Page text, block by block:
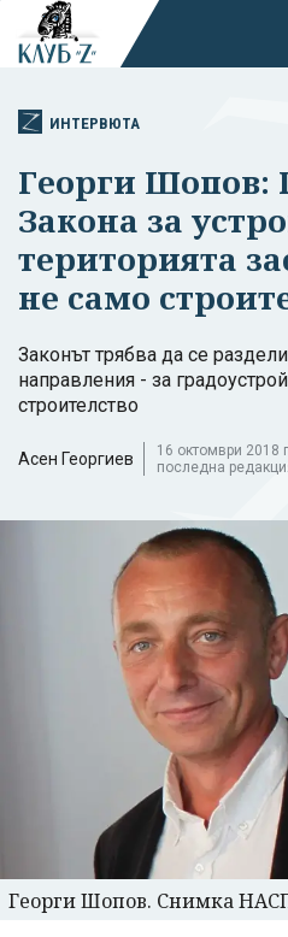
ИНТЕРВЮТА
Георги Шопов:
Закона за
територията
не само
Законът трябва да се
направления - за
строителство
Асен Георгиев
16 октомври 2018
последна
Георги Шопов. Снимка